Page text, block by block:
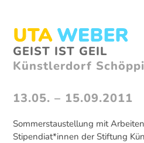
contentOpen
mobile
menu
Close
mobile
menu
GEIST IST GEIL
Künstlerdorf
13.05. – 15.09.2011
Sommerstaustellung mit
Stipendiat*innen der Stiftung